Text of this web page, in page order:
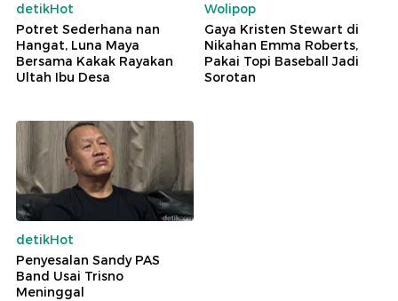
detikHot
Potret Sederhana nan
Hangat, Luna Maya
Bersama Kakak Rayakan
Ultah Ibu Desa
Wolipop
Gaya Kristen Stewart di
Nikahan Emma Roberts,
Pakai Topi Baseball Jadi
Sorotan
detikHot
Penyesalan Sandy PAS
Band Usai Trisno
Meninggal